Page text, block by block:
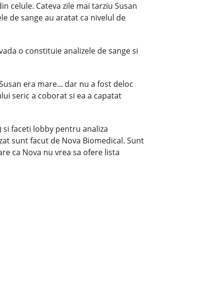
celule. Cateva zile mai tarziu Susan
de sange au aratat ca nivelul de
o constituie analizele de sange si
era mare... dar nu a fost deloc
seric a coborat si ea a capatat
si faceti lobby pentru analiza
sunt facut de Nova Biomedical. Sunt
ca Nova nu vrea sa ofere lista